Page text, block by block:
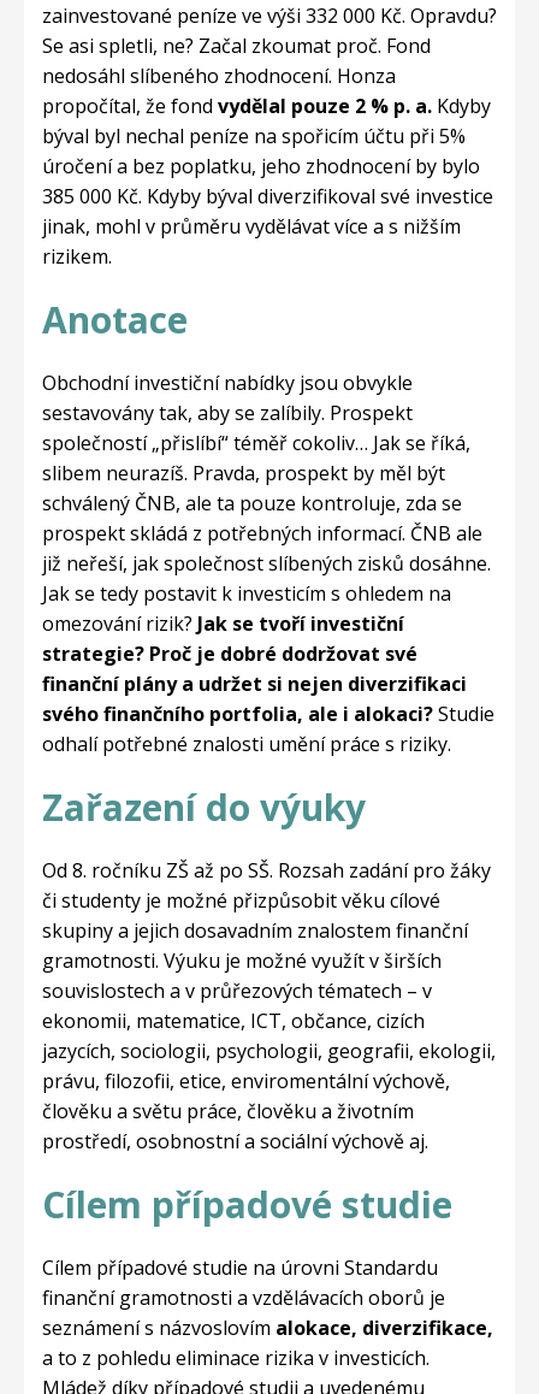
zainvestované peníze ve výši 332 000 Kč. Opravdu?
Se asi spletli, ne? Začal zkoumat proč. Fond
nedosáhl slíbeného zhodnocení. Honza
propočítal, že fond vydělal pouze 2 % p. a. Kdyby
býval byl nechal peníze na spořicím účtu při 5%
úročení a bez poplatku, jeho zhodnocení by bylo
385 000 Kč. Kdyby býval diverzifikoval své investice
jinak, mohl v průměru vydělávat více a s nižším
rizikem.
Anotace
Obchodní investiční nabídky jsou obvykle
sestavovány tak, aby se zalíbily. Prospekt
společností „přislíbí“ téměř cokoliv… Jak se říká,
slibem neurazíš. Pravda, prospekt by měl být
schválený ČNB, ale ta pouze kontroluje, zda se
prospekt skládá z potřebných informací. ČNB ale
již neřeší, jak společnost slíbených zisků dosáhne.
Jak se tedy postavit k investicím s ohledem na
omezování rizik? Jak se tvoří investiční
strategie? Proč je dobré dodržovat své
finanční plány a udržet si nejen diverzifikaci
svého finančního portfolia, ale i alokaci?Studie
odhalí potřebné znalosti umění práce s riziky.
Zařazení do výuky
Od 8. ročníku ZŠ až po SŠ. Rozsah zadání pro žáky
či studenty je možné přizpůsobit věku cílové
skupiny a jejich dosavadním znalostem finanční
gramotnosti. Výuku je možné využít v širších
souvislostech a v průřezových tématech – v
ekonomii, matematice, ICT, občance, cizích
jazycích, sociologii, psychologii, geografii, ekologii,
právu, filozofii, etice, enviromentální výchově,
člověku a světu práce, člověku a životním
prostředí, osobnostní a sociální výchově aj.
Cílem případové studie
Cílem případové studie na úrovni Standardu
finanční gramotnosti a vzdělávacích oborů je
seznámení s názvoslovím alokace, diverzifikace,
a to z pohledu eliminace rizika v investicích.
Mládež díky případové studii a uvedenému